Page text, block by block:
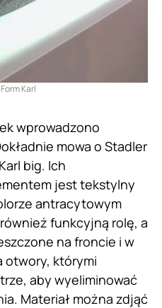
Karl
wprowadzono
mowa o Stadler
big. Ich
jest tekstylny
antracytowym
funkcyjną rolę, a
na froncie i w
otwory, którymi
aby wyeliminować
Materiał można zdjąć